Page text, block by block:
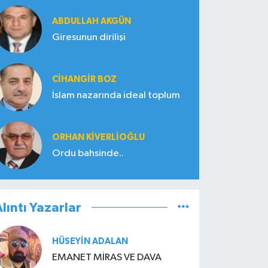
ABDULLAH AKGÜN
Giresunun dirilişi
CIHANGIR BOZ
İslam nazarında ideal toplum
ORHAN KIVERLIOĞLU
Ordu bahsinde..
Yazarlar
HÜSEYIN ADALAN
EMANET MİRAS VE DAVA